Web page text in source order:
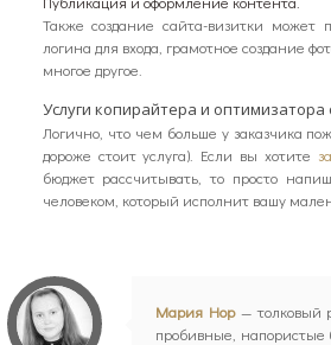
Также создание сайта-визитки может
логина для входа, грамотное создание
многое другое.
Услуги копирайтера и оптимизатора
Логично, что чем больше у заказчика
дороже стоит услуга). Если вы хотите
бюджет рассчитывать, то просто
человеком, который исполнит вашу
Мария Нор— толковый
пробивные, напористые